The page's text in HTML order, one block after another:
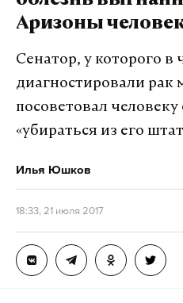
Аризоны
Сенатор, у которого в
диагностировали рак
посоветовал
«убираться из его
Илья Юшков
18:33, 21 июля 2017